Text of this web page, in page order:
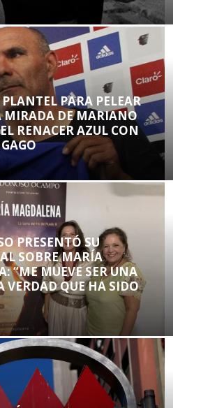
PARA PELEAR
MIRADA DE MARIANO
RENACER AZUL CON
PRESENTÓ SU
SOBRE MARÍA
“ME MUEVE SER UNA
VERDAD QUE HA SIDO